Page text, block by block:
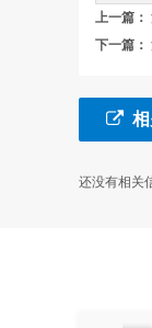
上一篇：
下一篇：
还没有相关